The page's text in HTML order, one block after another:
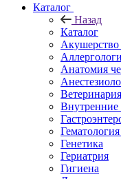
Каталог
Назад
Каталог
Акушерство
Анатомия
Ветеринария
Внутренние
Генетика
Гериатрия
Гигиена